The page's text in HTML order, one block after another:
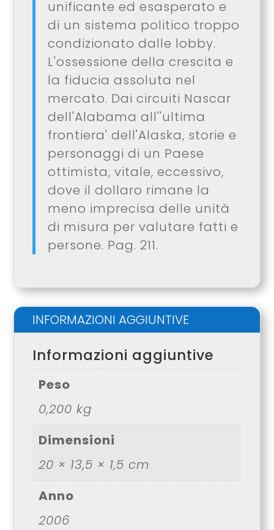
unificante ed esasperato e
di un sistema politico troppo
condizionato dalle lobby.
L'ossessione della crescita e
la fiducia assoluta nel
mercato. Dai circuiti Nascar
dell'Alabama all''ultima
frontiera' dell'Alaska, storie e
personaggi di un Paese
ottimista, vitale, eccessivo,
dove il dollaro rimane la
meno imprecisa delle unità
di misura per valutare fatti e
persone. Pag. 211.
INFORMAZIONI AGGIUNTIVE
Informazioni aggiuntive
Peso
0,200 kg
Dimensioni
20 × 13,5 × 1,5 cm
Anno
2006